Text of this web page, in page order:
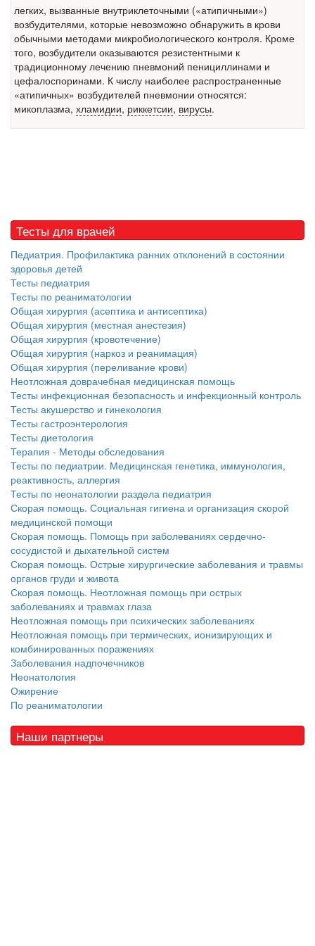
Федеральная служба по
надзору в сфере
здравоохранения озвучила
тревожную статистику. Она
касаются увеличения риска
острой кардиотоксичности и
роста сопутствующих
осложнений от...
палату на
заключается в
бесплатно, в течении всего срока лечения...
легких, вызванные внутриклеточными («атипичными»)
возбудителями, которые невозможно обнаружить в крови
обычными методами микробиологического контроля. Кроме
того, возбудители оказываются резистентными к
традиционному лечению пневмоний пенициллинами и
цефалоспоринами. К числу наиболее распространенные
«атипичных» возбудителей пневмонии относятся:
микоплазма, хламидии, риккетсии, вирусы.
Тесты для врачей
Педиатрия. Профилактика ранних отклонений в состоянии
здоровья детей
Тесты педиатрия
Тесты по реаниматологии
Общая хирургия (асептика и антисептика)
Общая хирургия (местная анестезия)
Общая хирургия (кровотечение)
Общая хирургия (наркоз и реанимация)
Общая хирургия (переливание крови)
Неотложная доврачебная медицинская помощь
Тесты инфекционная безопасность и инфекционный контроль
Тесты акушерство и гинекология
Тесты гастроэнтерология
Тесты диетология
Терапия - Методы обследования
Тесты по педиатрии. Медицинская генетика, иммунология,
реактивность, аллергия
Тесты по неонатологии раздела педиатрия
Скорая помощь. Социальная гигиена и организация скорой
медицинской помощи
Скорая помощь. Помощь при заболеваниях сердечно-
сосудистой и дыхательной систем
Скорая помощь. Острые хирургические заболевания и травмы
органов груди и живота
Скорая помощь. Неотложная помощь при острых
заболеваниях и травмах глаза
Неотложная помощь при психических заболеваниях
Неотложная помощь при термических, ионизирующих и
комбинированных поражениях
Заболевания надпочечников
Неонатология
Ожирение
По реаниматологии
Наши партнеры